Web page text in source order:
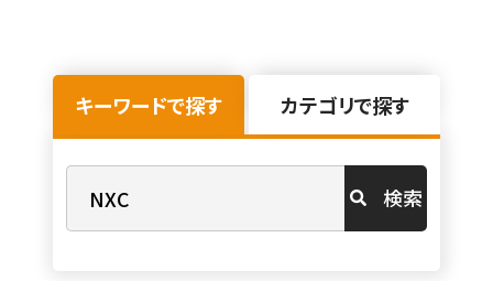
キーワードで探す カテゴリで探す
検索